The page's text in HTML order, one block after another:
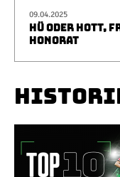
09.04.2025
HÜ ODER HOTT,
HONORAT